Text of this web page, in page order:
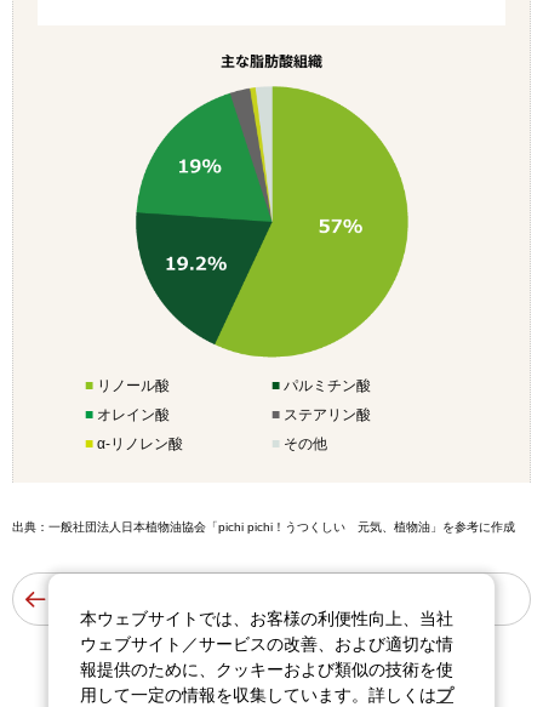
主な脂肪酸組織
■リノール酸 ■パルミチン酸
■オレイン酸 ■ステアリン酸
■α-リノレン酸 ■ その他
出典：一般社団法人日本植物油協会「pichi pichi！うつくしい 元気、植物油」を参考に作成
本ウェブサイトでは、お客様の利便性向上、当社
ウェブサイト／サービスの改善、および適切な情
報提供のために、クッキーおよび類似の技術を使
用して一定の情報を収集しています。詳しくはプ